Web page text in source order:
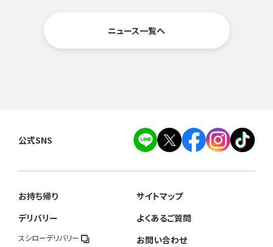
ニュース一覧へ
公式SNS
お持ち帰り
デリバリー
スシローデリバリー
サイトマップ
よくあるご質問
お問い合わせ